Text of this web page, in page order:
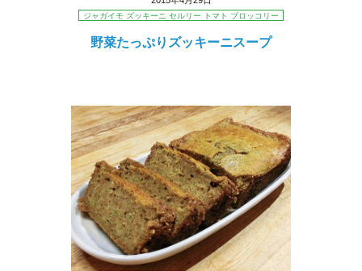
ジャガイモ ズッキーニ セルリー トマト ブロッコリー
野菜たっぷりズッキーニスープ